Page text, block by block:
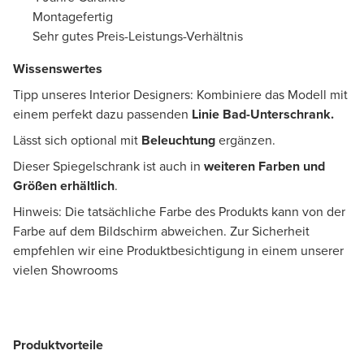
Montagefertig
Sehr gutes Preis-Leistungs-Verhältnis
Wissenswertes
Tipp unseres Interior Designers: Kombiniere das Modell mit
einem perfekt dazu passenden Linie Bad-Unterschrank.
Lässt sich optional mit Beleuchtungergänzen.
Dieser Spiegelschrank ist auch in weiteren Farben und
Größen erhältlich.
Hinweis: Die tatsächliche Farbe des Produkts kann von der
Farbe auf dem Bildschirm abweichen. Zur Sicherheit
empfehlen wir eine Produktbesichtigung in einem unserer
vielen Showrooms
Produktvorteile